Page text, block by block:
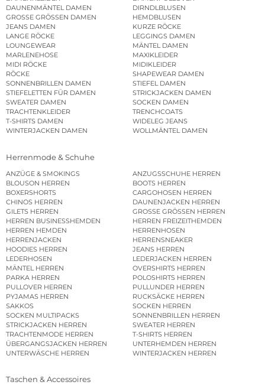
DAUNENMÄNTEL DAMEN
DIRNDLBLUSEN
GROSSE GRÖSSEN DAMEN
HEMDBLUSEN
JEANS DAMEN
KURZE RÖCKE
LANGE RÖCKE
LEGGINGS DAMEN
LOUNGEWEAR
MÄNTEL DAMEN
MARLENEHOSE
MAXIKLEIDER
MIDI RÖCKE
MIDIKLEIDER
RÖCKE
SHAPEWEAR DAMEN
SONNENBRILLEN DAMEN
STIEFEL DAMEN
STIEFELETTEN FÜR DAMEN
STRICKJACKEN DAMEN
SWEATER DAMEN
SOCKEN DAMEN
TRACHTENKLEIDER
TRENCHCOATS
T-SHIRTS DAMEN
WIDELEG JEANS
WINTERJACKEN DAMEN
WOLLMÄNTEL DAMEN
Herrenmode & Schuhe
ANZÜGE & SMOKINGS
ANZUGSSCHUHE HERREN
BLOUSON HERREN
BOOTS HERREN
BOXERSHORTS
CARGOHOSEN HERREN
CHINOS HERREN
DAUNENJACKEN HERREN
GILETS HERREN
GROSSE GRÖSSEN HERREN
HERREN BUSINESSHEMDEN
HERREN FREIZEITHEMDEN
HERREN HEMDEN
HERRENHOSEN
HERRENJACKEN
HERRENSNEAKER
HOODIES HERREN
JEANS HERREN
LEDERHOSEN
LEDERJACKEN HERREN
MÄNTEL HERREN
OVERSHIRTS HERREN
PARKA HERREN
POLOSHIRTS HERREN
PULLOVER HERREN
PULLUNDER HERREN
PYJAMAS HERREN
RUCKSÄCKE HERREN
SAKKOS
SOCKEN HERREN
SOCKEN MULTIPACKS
SONNENBRILLEN HERREN
STRICKJACKEN HERREN
SWEATER HERREN
TRACHTENMODE HERREN
T-SHIRTS HERREN
ÜBERGANGSJACKEN HERREN
UNTERHEMDEN HERREN
UNTERWÄSCHE HERREN
WINTERJACKEN HERREN
Taschen & Accessoires